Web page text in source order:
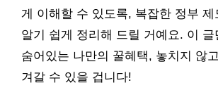
게 이해할 수 있도록, 복잡한 정부
알기 쉽게 정리해 드릴 거예요. 이 글
숨어있는 나만의 꿀혜택, 놓치지 않
겨갈 수 있을 겁니다!